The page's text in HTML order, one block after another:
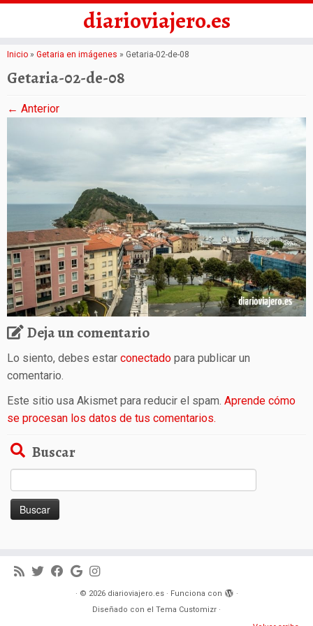
Saltar
diarioviajero.es
Inicio » Getaria en imágenes » Getaria-02-de-08
Getaria-02-de-08
← Anterior
Deja un comentario
Lo siento, debes estar conectado para publicar un
comentario.
Este sitio usa Akismet para reducir el spam. Aprende cómo
se procesan los datos de tus comentarios.
Buscar
· © 2026 diarioviajero.es· Funciona con
·
Diseñado con el Tema Customizr ·